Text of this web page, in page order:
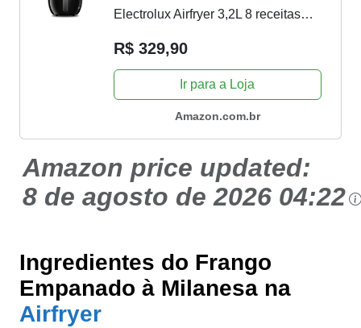
Electrolux Airfryer 3,2L 8 receitas
pré-sugeridas desligamento
automático time sonoro 1400W
EAF10 preta 127v por Rita Lobo
R$ 329,90
Ir para a Loja
Amazon.com.br
Amazon price updated:
8 de agosto de 2026 04:22
Ingredientes do Frango
Empanado à Milanesa na
Airfryer